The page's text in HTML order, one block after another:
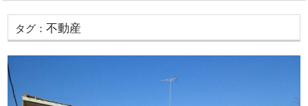
タグ：不動産